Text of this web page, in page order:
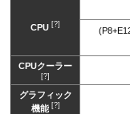
CPU [?]
CPUクーラー
[?]
グラフィック
機能[?]